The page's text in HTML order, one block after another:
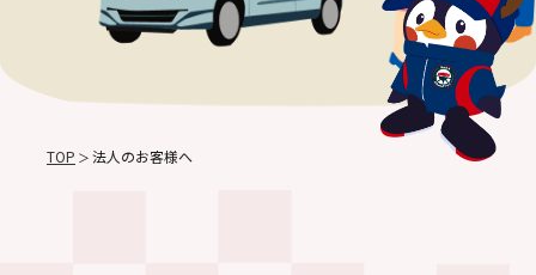
TOP ＞ 法人のお客様へ